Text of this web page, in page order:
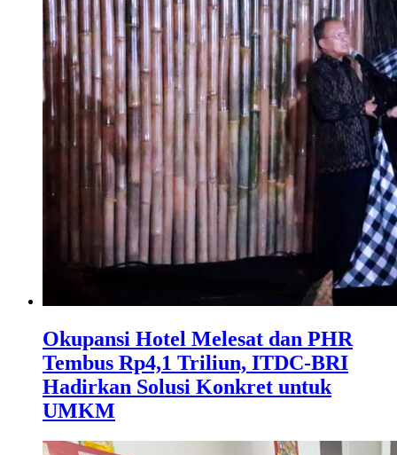
Okupansi Hotel Melesat dan PHR
Tembus Rp4,1 Triliun, ITDC-BRI
Hadirkan Solusi Konkret untuk
UMKM